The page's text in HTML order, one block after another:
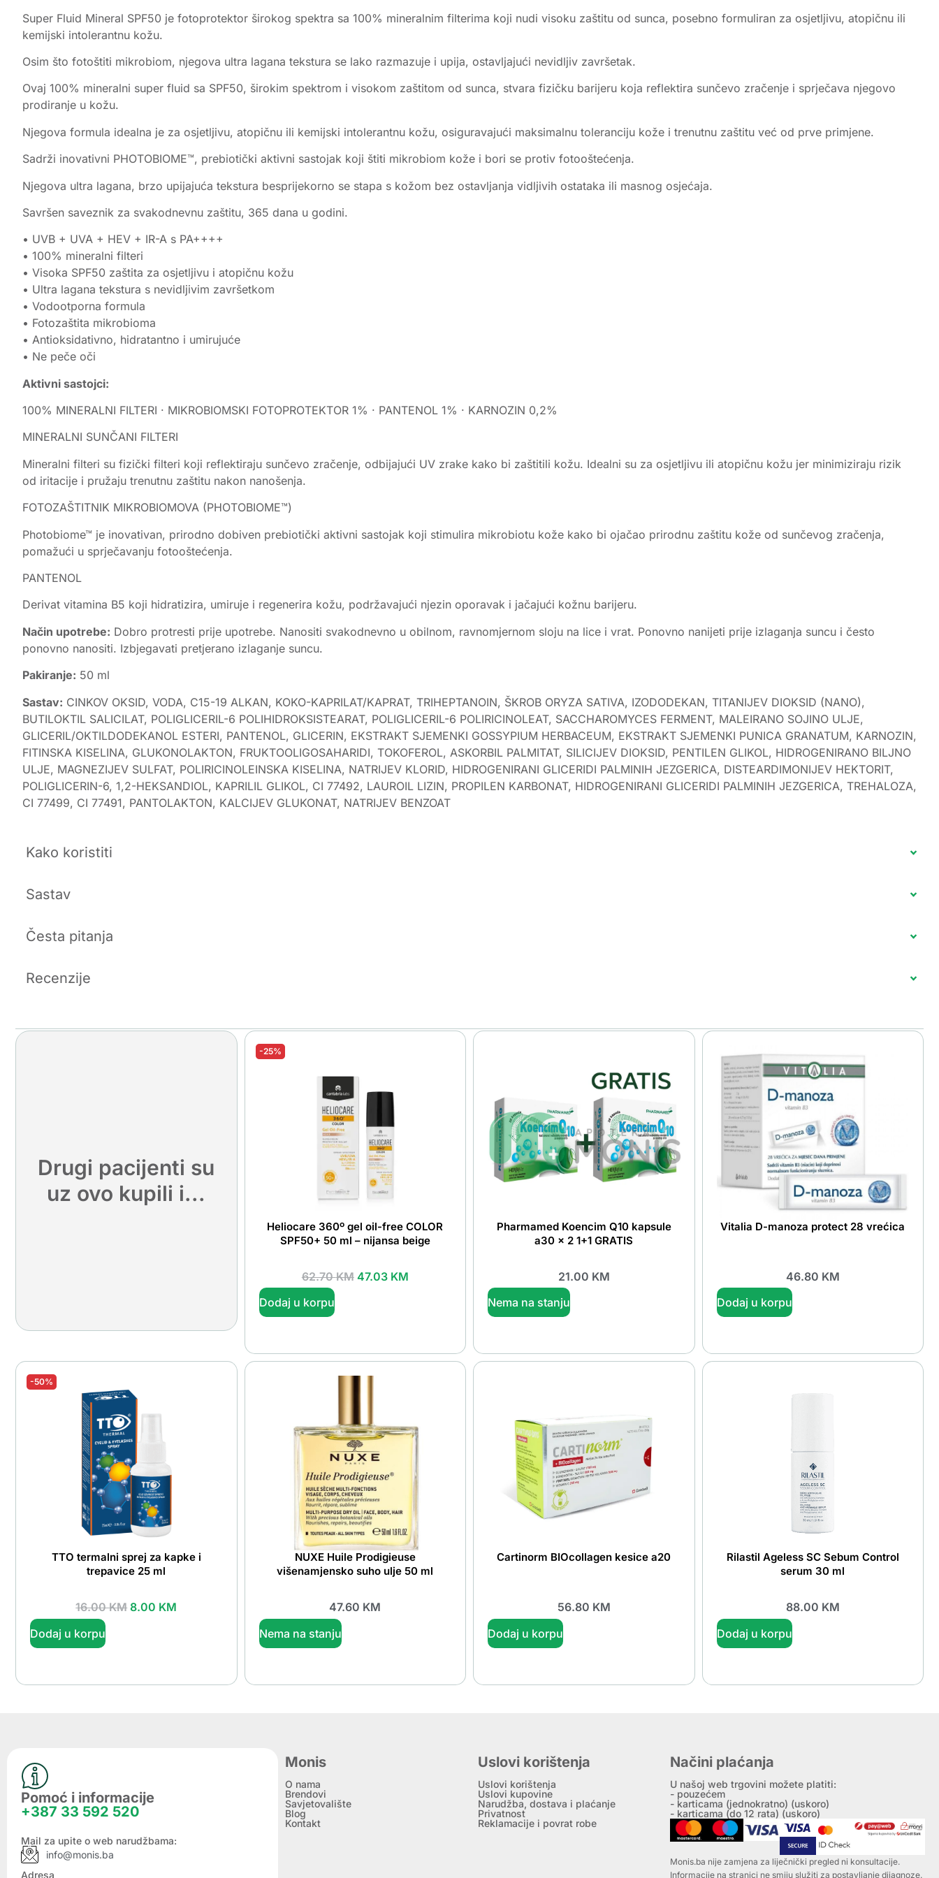
Super Fluid Mineral SPF50 je fotoprotektor širokog spektra sa 100% mineralnim filterima koji nudi visoku zaštitu od sunca, posebno formuliran za osjetljivu, atopičnu ili
kemijski intolerantnu kožu.
Osim što fotoštiti mikrobiom, njegova ultra lagana tekstura se lako razmazuje i upija, ostavljajući nevidljiv završetak.
Ovaj 100% mineralni super fluid sa SPF50, širokim spektrom i visokom zaštitom od sunca, stvara fizičku barijeru koja reflektira sunčevo zračenje i sprječava njegovo
prodiranje u kožu.
Njegova formula idealna je za osjetljivu, atopičnu ili kemijski intolerantnu kožu, osiguravajući maksimalnu toleranciju kože i trenutnu zaštitu već od prve primjene.
Sadrži inovativni PHOTOBIOME™, prebiotički aktivni sastojak koji štiti mikrobiom kože i bori se protiv fotooštećenja.
Njegova ultra lagana, brzo upijajuća tekstura besprijekorno se stapa s kožom bez ostavljanja vidljivih ostataka ili masnog osjećaja.
Savršen saveznik za svakodnevnu zaštitu, 365 dana u godini.
• UVB + UVA + HEV + IR-A s PA++++
• 100% mineralni filteri
• Visoka SPF50 zaštita za osjetljivu i atopičnu kožu
• Ultra lagana tekstura s nevidljivim završetkom
• Vodootporna formula
• Fotozaštita mikrobioma
• Antioksidativno, hidratantno i umirujuće
• Ne peče oči
Aktivni sastojci:
100% MINERALNI FILTERI · MIKROBIOMSKI FOTOPROTEKTOR 1% · PANTENOL 1% · KARNOZIN 0,2%
MINERALNI SUNČANI FILTERI
Mineralni filteri su fizički filteri koji reflektiraju sunčevo zračenje, odbijajući UV zrake kako bi zaštitili kožu. Idealni su za osjetljivu ili atopičnu kožu jer minimiziraju rizik
od iritacije i pružaju trenutnu zaštitu nakon nanošenja.
FOTOZAŠTITNIK MIKROBIOMOVA (PHOTOBIOME™)
Photobiome™ je inovativan, prirodno dobiven prebiotički aktivni sastojak koji stimulira mikrobiotu kože kako bi ojačao prirodnu zaštitu kože od sunčevog zračenja,
pomažući u sprječavanju fotooštećenja.
PANTENOL
Derivat vitamina B5 koji hidratizira, umiruje i regenerira kožu, podržavajući njezin oporavak i jačajući kožnu barijeru.
Način upotrebe: Dobro protresti prije upotrebe. Nanositi svakodnevno u obilnom, ravnomjernom sloju na lice i vrat. Ponovno nanijeti prije izlaganja suncu i često
ponovno nanositi. Izbjegavati pretjerano izlaganje suncu.
Pakiranje: 50 ml
Sastav: CINKOV OKSID, VODA, C15-19 ALKAN, KOKO-KAPRILAT/KAPRAT, TRIHEPTANOIN, ŠKROB ORYZA SATIVA, IZODODEKAN, TITANIJEV DIOKSID (NANO),
BUTILOKTIL SALICILAT, POLIGLICERIL-6 POLIHIDROKSISTEARAT, POLIGLICERIL-6 POLIRICINOLEAT, SACCHAROMYCES FERMENT, MALEIRANO SOJINO ULJE,
GLICERIL/OKTILDODEKANOL ESTERI, PANTENOL, GLICERIN, EKSTRAKT SJEMENKI GOSSYPIUM HERBACEUM, EKSTRAKT SJEMENKI PUNICA GRANATUM, KARNOZIN,
FITINSKA KISELINA, GLUKONOLAKTON, FRUKTOOLIGOSAHARIDI, TOKOFEROL, ASKORBIL PALMITAT, SILICIJEV DIOKSID, PENTILEN GLIKOL, HIDROGENIRANO BILJNO
ULJE, MAGNEZIJEV SULFAT, POLIRICINOLEINSKA KISELINA, NATRIJEV KLORID, HIDROGENIRANI GLICERIDI PALMINIH JEZGERICA, DISTEARDIMONIJEV HEKTORIT,
POLIGLICERIN-6, 1,2-HEKSANDIOL, KAPRILIL GLIKOL, CI 77492, LAUROIL LIZIN, PROPILEN KARBONAT, HIDROGENIRANI GLICERIDI PALMINIH JEZGERICA, TREHALOZA,
CI 77499, CI 77491, PANTOLAKTON, KALCIJEV GLUKONAT, NATRIJEV BENZOAT
Kako koristiti
Sastav
Česta pitanja
Recenzije
Drugi pacijenti su
uz ovo kupili i...
-25%
Heliocare 360º gel oil-free COLOR
SPF50+ 50 ml – nijansa beige
62.70KM 47.03 KM
Dodaj u korpu
Pharmamed Koencim Q10 kapsule
a30 x 2 1+1 GRATIS
21.00 KM
Nema na stanju
Vitalia D-manoza protect 28 vrećica
46.80 KM
Dodaj u korpu
-50%
TTO termalni sprej za kapke i
trepavice 25 ml
16.00KM 8.00 KM
Dodaj u korpu
NUXE Huile Prodigieuse
višenamjensko suho ulje 50 ml
47.60 KM
Nema na stanju
Cartinorm BIOcollagen kesice a20
56.80 KM
Dodaj u korpu
Rilastil Ageless SC Sebum Control
serum 30 ml
88.00 KM
Dodaj u korpu
Pomoć i informacije
+387 33 592 520
Mail za upite o web narudžbama:
info@monis.ba
Adresa
Monis
O nama
Brendovi
Savjetovalište
Blog
Kontakt
Uslovi korištenja
Uslovi korištenja
Uslovi kupovine
Narudžba, dostava i plaćanje
Privatnost
Reklamacije i povrat robe
Načini plaćanja
U našoj web trgovini možete platiti:
- pouzećem
- karticama (jednokratno) (uskoro)
- karticama (do 12 rata) (uskoro)
Monis.ba nije zamjena za liječnički pregled ni konsultacije.
Informacije na stranici ne smiju služiti za postavljanje dijagnoze.